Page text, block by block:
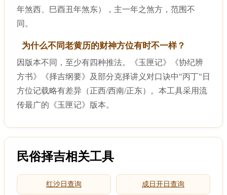
年煞西、巳酉丑年煞东），主一年之煞方，范围不
同。
为什么不同老黄历的财神方位有时不一样？
因版本不同，至少有四种推法。《玉匣记》《协纪辨
方书》《择吉纲要》及部分克择讲义对口诀中"丙丁"日
方位记载略有差异（正西/西南/正东）。本工具采用流
传最广的《玉匣记》版本。
民俗择吉相关工具
红沙日查询 成日开日查询